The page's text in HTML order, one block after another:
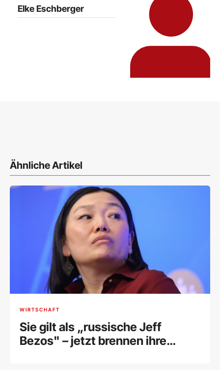
Elke Eschberger
Ähnliche Artikel
WIRTSCHAFT
Sie gilt als „russische Jeff
Bezos" – jetzt brennen ihre